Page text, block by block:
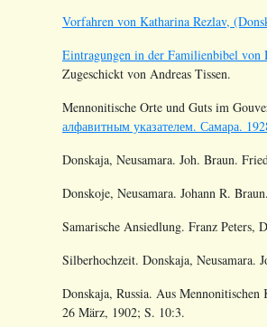
Vorfahren von Katharina Rezlav,
Eintragungen in der Familienbibel von
Zugeschickt von Andreas Tissen.
Mennonitische Orte und Guts im
алфавитным указателем. Самара.
Donskaja, Neusamara. Joh. Braun.
Donskoje, Neusamara. Johann R.
Samarische Ansiedlung. Franz Peters,
Silberhochzeit. Donskaja, Neusamara.
Donskaja, Russia. Aus
26 März, 1902; S. 10:3.